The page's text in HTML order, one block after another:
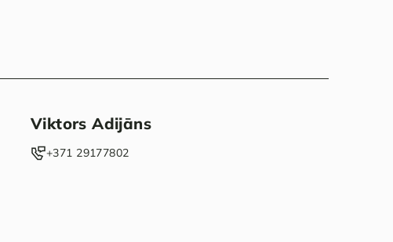
Viktors Adijāns
‭+371 29177802‬